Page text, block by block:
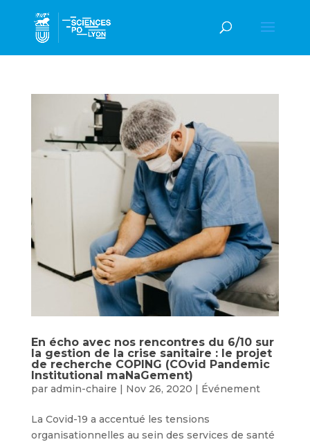
En écho avec nos rencontres du 6/10 sur
la gestion de la crise sanitaire : le projet
de recherche COPING (COvid Pandemic
Institutional maNaGement)
par admin-chaire | Nov 26, 2020 | Événement
La Covid-19 a accentué les tensions
organisationnelles au sein des services de santé